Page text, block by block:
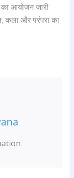
का आयोजन जारी
कला और परंपरा का